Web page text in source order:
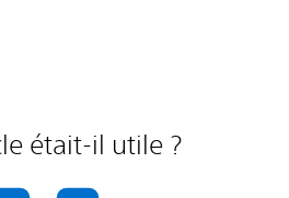
était-il utile ?